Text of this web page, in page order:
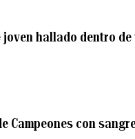
hallado dentro de
Campeones con